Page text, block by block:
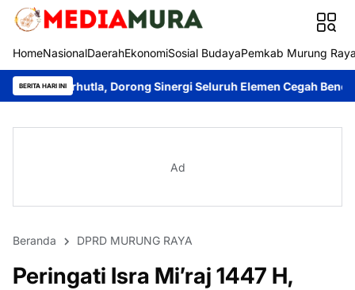
HomeNasionalDaerahEkonomiSosial BudayaPemkab Murung
BERITA HARI INI
Dorong Sinergi Seluruh Elemen Cegah Bencana Imanudin
Ad
Beranda DPRD MURUNG RAYA
Peringati Isra Mi’raj 1447 H,